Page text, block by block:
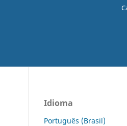
Idioma
Português (Brasil)